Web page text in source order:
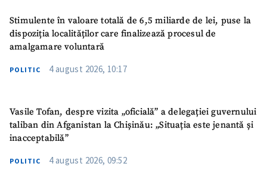
Stimulente în valoare totală de 6,5 miliarde de lei, puse la
dispoziția localităților care finalizează procesul de
amalgamare voluntară
POLITIC 4 august 2026, 10:17
Vasile Tofan, despre vizita „oficială” a delegației guvernului
taliban din Afganistan la Chișinău: „Situația este jenantă și
inacceptabilă”
POLITIC 4 august 2026, 09:52